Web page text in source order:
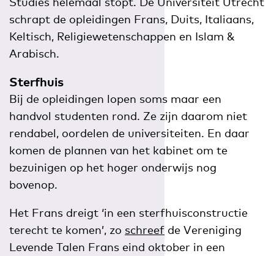
schrapt de opleidingen Frans, Duits, Italiaans,
Keltisch, Religiewetenschappen en Islam &
Arabisch.
Sterfhuis
Bij de opleidingen lopen soms maar een
handvol studenten rond. Ze zijn daarom niet
rendabel, oordelen de universiteiten. En daar
komen de plannen van het kabinet om te
bezuinigen op het hoger onderwijs nog
bovenop.
Het Frans dreigt ‘in een sterfhuisconstructie
terecht te komen’, zo schreef de Vereniging
Levende Talen Frans eind oktober in een